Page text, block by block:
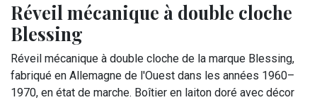
Réveil mécanique à double cloche
Blessing
Réveil mécanique à double cloche de la marque Blessing,
fabriqué en Allemagne de l'Ouest dans les années 1960–
1970, en état de marche. Boîtier en laiton doré avec décor